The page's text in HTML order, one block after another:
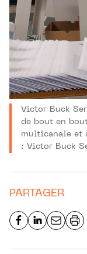
Victor Buck
de bout en
multicanale et
: Victor Buck
PARTAGER